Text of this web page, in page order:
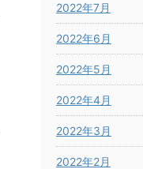
2022年7月
2022年6月
2022年5月
2022年4月
2022年3月
2022年2月